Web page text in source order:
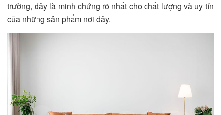
trường, đây là minh chứng rõ nhất cho chất lượng và uy tín
của những sản phẩm nơi đây.